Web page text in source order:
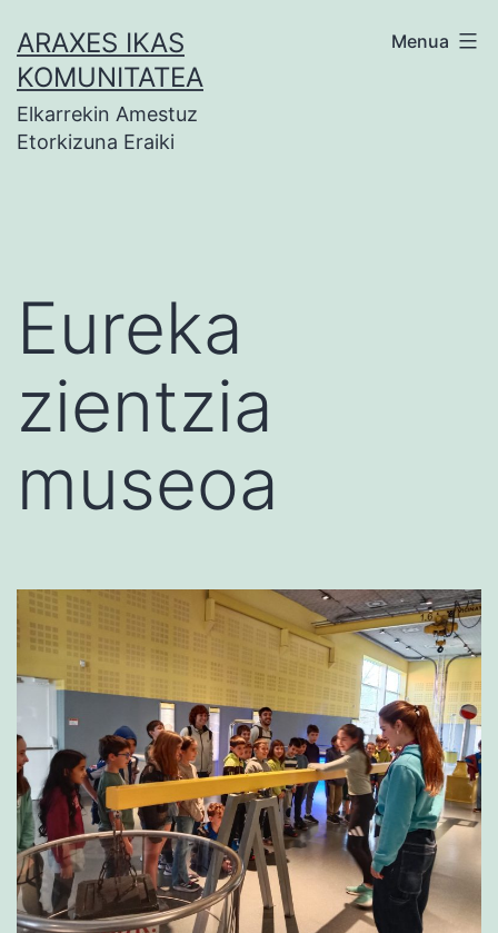
edukira
ARAXES IKAS
KOMUNITATEA
Elkarrekin Amestuz
Etorkizuna Eraiki
Menua
Eureka
zientzia
museoa